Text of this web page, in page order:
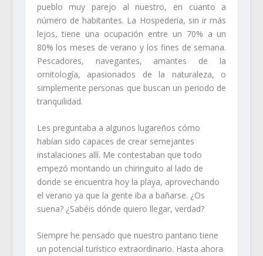
pueblo muy parejo al nuestro, en cuanto a
número de habitantes. La Hospedería, sin ir más
lejos, tiene una ocupación entre un 70% a un
80% los meses de verano y los fines de semana.
Pescadores, navegantes, amantes de la
ornitología, apasionados de la naturaleza, o
simplemente personas que buscan un periodo de
tranquilidad.
Les preguntaba a algunos lugareños cómo
habían sido capaces de crear semejantes
instalaciones allí. Me contestaban que todo
empezó montando un chiringuito al lado de
donde se encuentra hoy la playa, aprovechando
el verano ya que la gente iba a bañarse. ¿Os
suena? ¿Sabéis dónde quiero llegar, verdad?
Siempre he pensado que nuestro pantano tiene
un potencial turístico extraordinario. Hasta ahora